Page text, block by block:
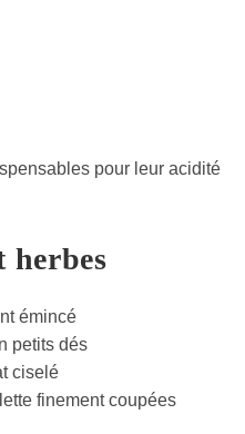
pour leur acidité
herbes
émincé
petits dés
ciselé
finement coupées